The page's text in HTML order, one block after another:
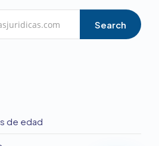
Search
de edad